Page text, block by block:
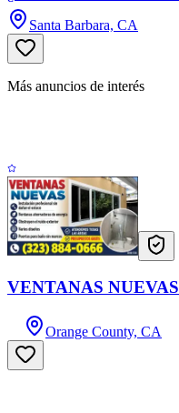
Santa Barbara, CA
Más anuncios de interés
VENTANAS NUEVAS
Orange County, CA